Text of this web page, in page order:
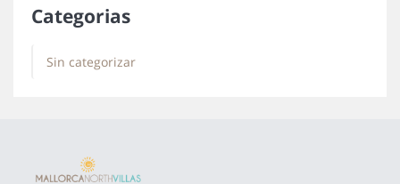
Categorias
Sin categorizar